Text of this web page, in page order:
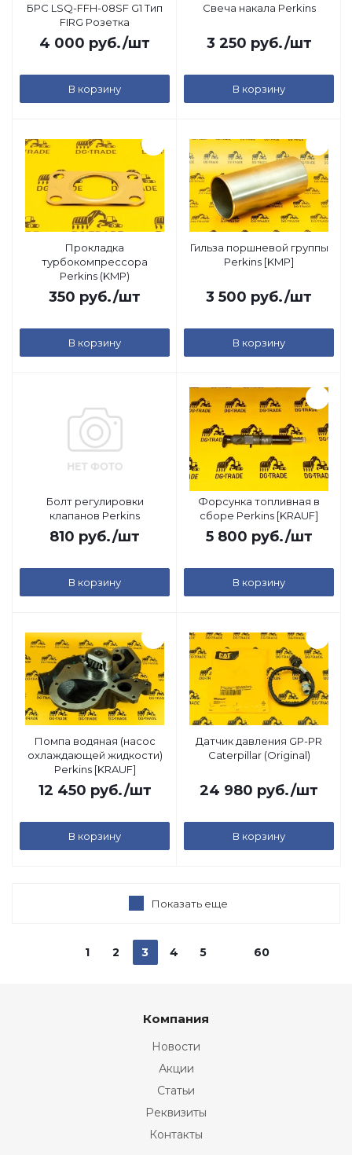
БРС LSQ-FFH-08SF G1 Тип
FIRG Розетка
4 000 руб./шт
В корзину
Свеча накала Perkins
3 250 руб./шт
В корзину
Прокладка
турбокомпрессора
Perkins (KMP)
350 руб./шт
В корзину
Гильза поршневой группы
Perkins [KMP]
3 500 руб./шт
В корзину
Болт регулировки
клапанов Perkins
810 руб./шт
В корзину
Форсунка топливная в
сборе Perkins [KRAUF]
5 800 руб./шт
В корзину
Помпа водяная (насос
охлаждающей жидкости)
Perkins [KRAUF]
12 450 руб./шт
В корзину
Датчик давления GP-PR
Caterpillar (Original)
24 980 руб./шт
В корзину
Показать еще
1 2 3 4 5 60
Компания
Новости
Акции
Статьи
Реквизиты
Контакты